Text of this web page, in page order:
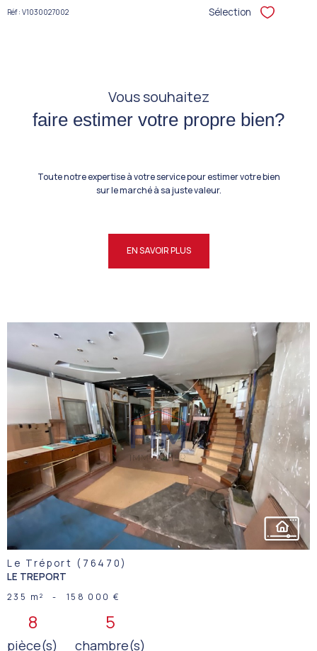
Réf : V1030027002 Sélection Sélectionner
Vous souhaitez
faire estimer votre propre bien?
Toute notre expertise à votre service pour estimer votre bien
sur le marché à sa juste valeur.
EN SAVOIR PLUS
VOIR LE
BIEN
Le Tréport (76470)
LE TREPORT
235 m² - 158 000 €
8
pièce(s)
5
chambre(s)